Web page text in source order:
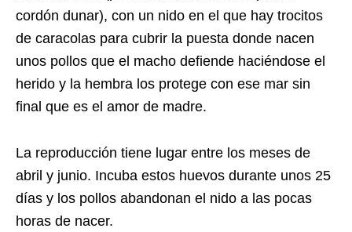
cordón dunar), con un nido en el que hay trocitos
de caracolas para cubrir la puesta donde nacen
unos pollos que el macho defiende haciéndose el
herido y la hembra los protege con ese mar sin
final que es el amor de madre.
La reproducción tiene lugar entre los meses de
abril y junio. Incuba estos huevos durante unos 25
días y los pollos abandonan el nido a las pocas
horas de nacer.